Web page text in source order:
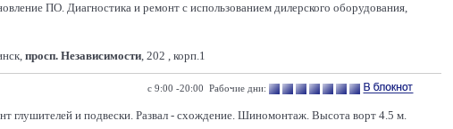
ПО. Диагностика и ремонт с использованием дилерского оборудования,
просп. Независимости, 202 , корп.1
с 9:00 -20:00 Рабочие дни:
глушителей и подвески. Развал - схождение. Шиномонтаж. Высота ворт 4.5 м.